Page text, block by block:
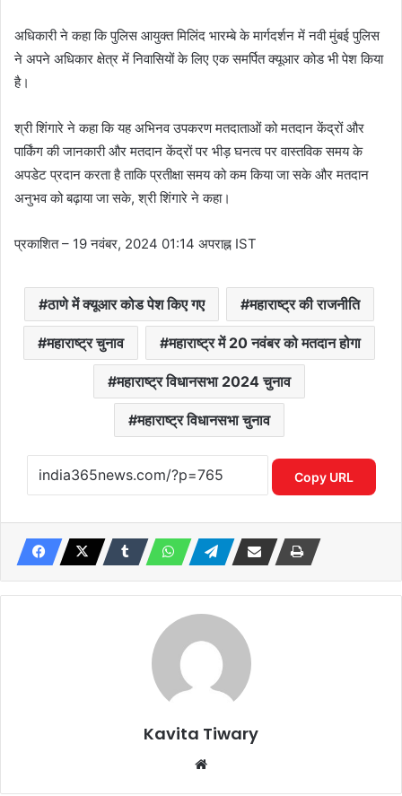
अधिकारी ने कहा कि पुलिस आयुक्त मिलिंद भारम्बे के मार्गदर्शन में नवी मुंबई पुलिस
ने अपने अधिकार क्षेत्र में निवासियों के लिए एक समर्पित क्यूआर कोड भी पेश किया
है।
श्री शिंगारे ने कहा कि यह अभिनव उपकरण मतदाताओं को मतदान केंद्रों और
पार्किंग की जानकारी और मतदान केंद्रों पर भीड़ घनत्व पर वास्तविक समय के
अपडेट प्रदान करता है ताकि प्रतीक्षा समय को कम किया जा सके और मतदान
अनुभव को बढ़ाया जा सके, श्री शिंगारे ने कहा।
प्रकाशित– 19 नवंबर, 2024 01:14 अपराह्न IST
ठाणे में क्यूआर कोड पेश किए गए महाराष्ट्र की राजनीति
महाराष्ट्र चुनाव महाराष्ट्र में 20 नवंबर को मतदान होगा
महाराष्ट्र विधानसभा 2024 चुनाव
महाराष्ट्र विधानसभा चुनाव
Copy URL
Kavita Tiwary